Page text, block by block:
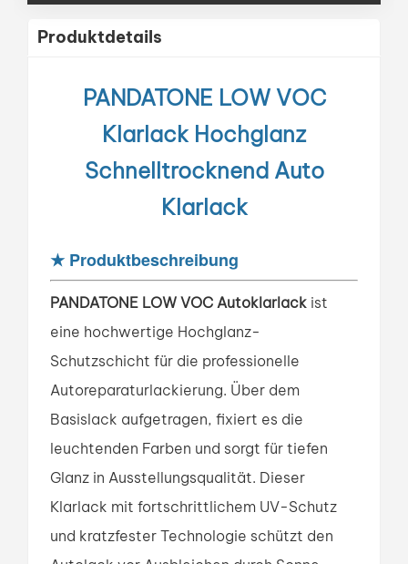
Produktdetails
PANDATONE LOW VOC
Klarlack Hochglanz
Schnelltrocknend Auto
Klarlack
★ Produktbeschreibung
PANDATONE LOW VOC Autoklarlack ist
eine hochwertige Hochglanz-
Schutzschicht für die professionelle
Autoreparaturlackierung. Über dem
Basislack aufgetragen, fixiert es die
leuchtenden Farben und sorgt für tiefen
Glanz in Ausstellungsqualität. Dieser
Klarlack mit fortschrittlichem UV-Schutz
und kratzfester Technologie schützt den